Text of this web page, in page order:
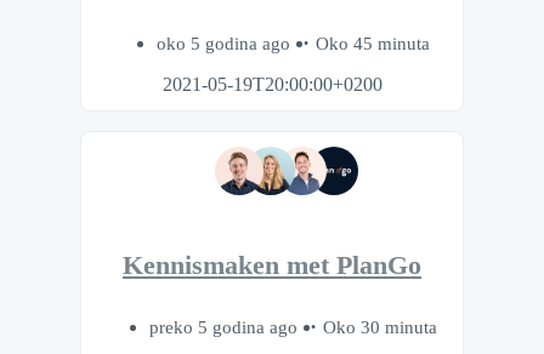
oko 5 godina ago
Oko 45 minuta
2021-05-19T20:00:00+0200
Kennismaken met PlanGo
preko 5 godina ago Oko 30 minuta